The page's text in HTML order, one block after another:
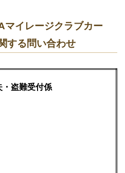
マイレージクラブカー
する問い合わせ
盗難受付係